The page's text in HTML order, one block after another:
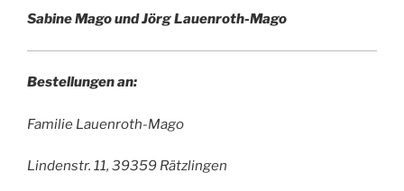
Sabine Mago und Jörg Lauenroth-Mago
Bestellungen an:
Familie Lauenroth-Mago
Lindenstr. 11, 39359 Rätzlingen